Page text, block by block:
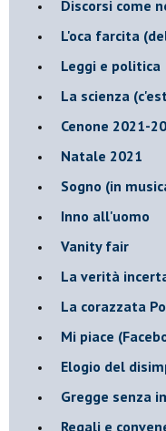
Discorsi come
L'oca farcita
Leggi e politica
La scienza
Cenone 2021-
Natale 2021
Sogno (in
Inno all'uomo
Vanity fair
La verità
La corazzata
Mi piace
Elogio del
Gregge senza
Regali e